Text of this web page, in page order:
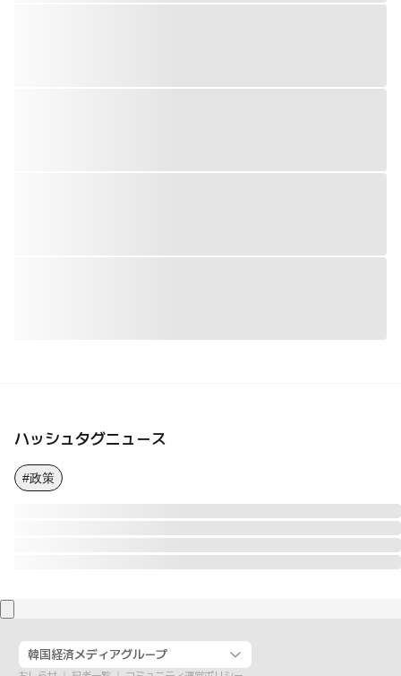
ハッシュタグニュース
#政策
韓国経済メディアグループ